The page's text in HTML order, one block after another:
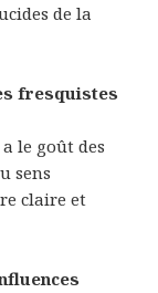
de la
fresquistes
le goût des
sens
claire et